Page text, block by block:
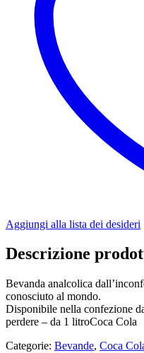
Aggiungi alla lista dei desideri
Descrizione
Bevanda analcolica
conosciuto al mondo.
Disponibile nella confezione
perdere – da 1 litroCoca Cola
Categorie: Bevande, Coca